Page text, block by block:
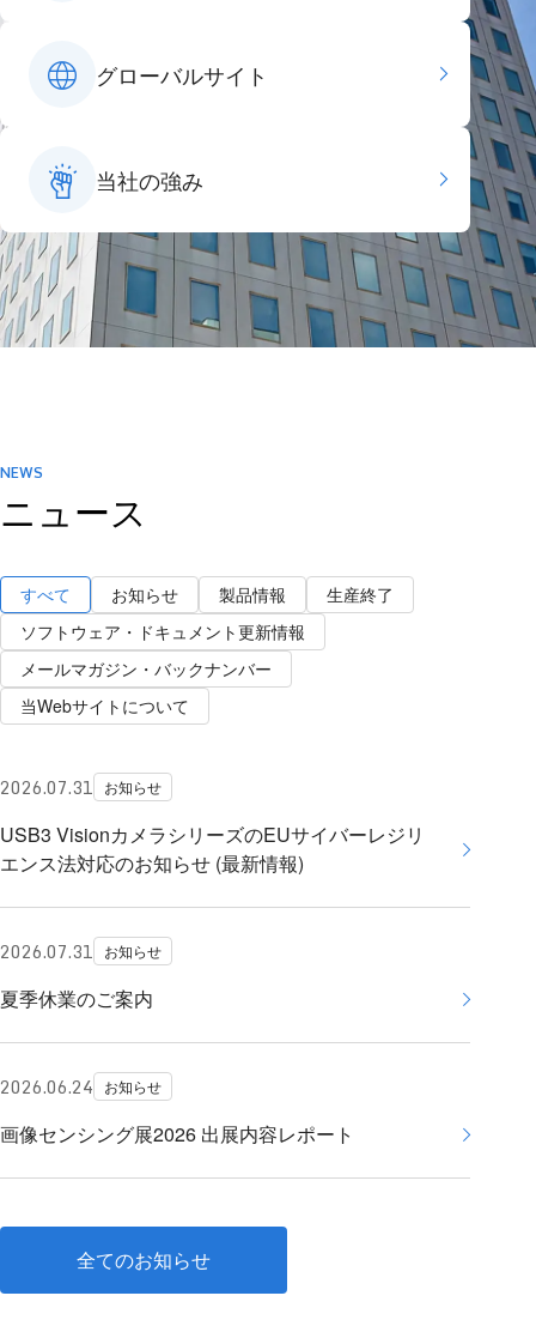
グローバルサイト
当社の強み
NEWS
ニュース
すべて お知らせ 製品情報
生産終了
ソフトウェア・ドキュメント更新情報
メールマガジン・バックナンバー
当Webサイトについて
2026.07.31 お知らせ
USB3 VisionカメラシリーズのEUサイバーレジリ
エンス法対応のお知らせ (最新情報)
2026.07.31 お知らせ
夏季休業のご案内
2026.06.24 お知らせ
画像センシング展2026 出展内容レポート
全てのお知らせ